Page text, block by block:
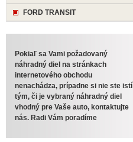
FORD TRANSIT
Pokiaľ sa Vami požadovaný
náhradný diel na stránkach
internetového obchodu
nenachádza, prípadne si nie ste istí
tým, či je vybraný náhradný diel
vhodný pre Vaše auto, kontaktujte
nás. Radi Vám poradíme